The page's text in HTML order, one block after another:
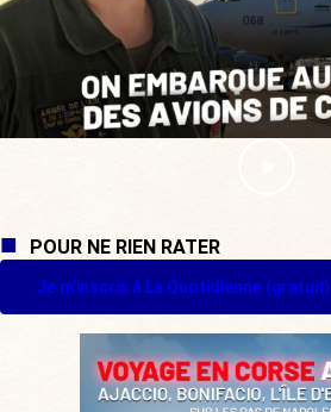
POUR NE RIEN RATER
Je m'inscris à La Quotidienne (gratuit)